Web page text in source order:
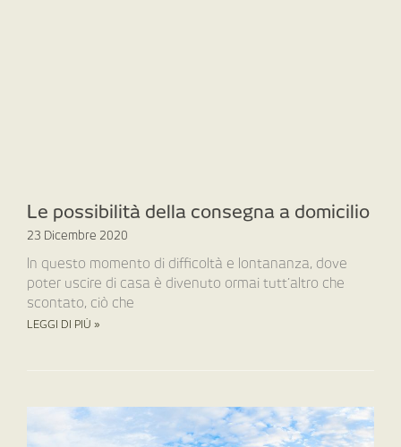
Le possibilità della consegna a domicilio
23 Dicembre 2020
In questo momento di difficoltà e lontananza, dove
poter uscire di casa è divenuto ormai tutt’altro che
scontato, ciò che
LEGGI DI PIÙ »